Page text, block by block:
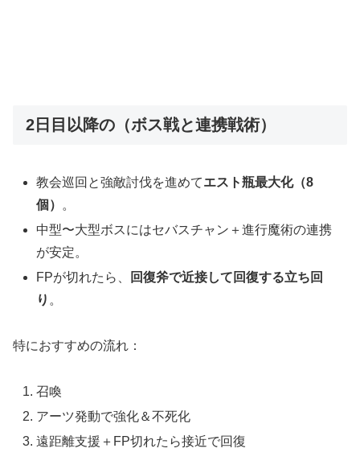
2日目以降の（ボス戦と連携戦術）
教会巡回と強敵討伐を進めてエスト瓶最大化（8
個）
。
中型〜大型ボスにはセバスチャン＋進行魔術の連携
が安定。
FPが切れたら、
回復斧で近接して回復する立ち回
り 。
特におすすめの流れ：
召喚
アーツ発動で強化＆不死化
遠距離支援＋FP切れたら接近で回復